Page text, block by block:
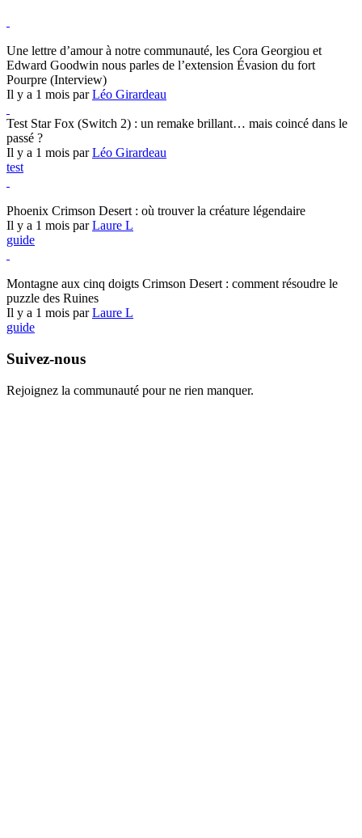
Une lettre d’amour à notre communauté, les Cora Georgiou et
Edward Goodwin nous parles de l’extension Évasion du fort
Pourpre (Interview)
Il y a 1 mois parLéo Girardeau
Test Star Fox (Switch 2) : un remake brillant… mais coincé dans le
passé ?
Il y a 1 mois parLéo Girardeau
test
Phoenix Crimson Desert : où trouver la créature légendaire
Il y a 1 mois parLaure L
guide
Montagne aux cinq doigts Crimson Desert : comment résoudre le
puzzle des Ruines
Il y a 1 mois parLaure L
guide
Suivez-nous
Rejoignez la communauté pour ne rien manquer.